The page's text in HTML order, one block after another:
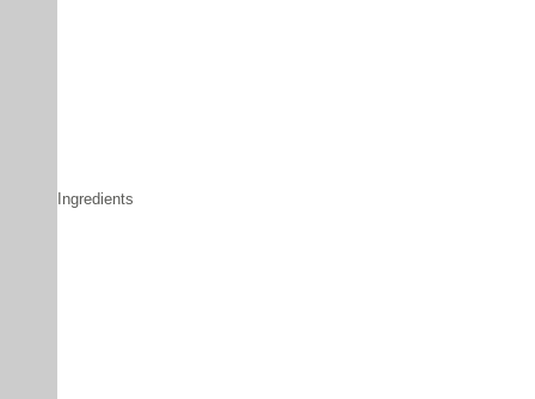
Ingredients